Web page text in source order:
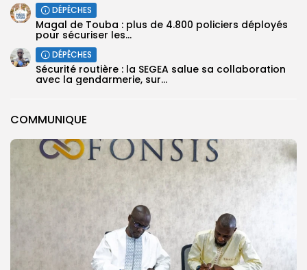
COMMUNIQUE
DÉPÊCHES
Magal de Touba : plus de 4.800 policiers déployés
pour sécuriser les...
DÉPÊCHES
Sécurité routière : la SEGEA salue sa collaboration
avec la gendarmerie, sur...